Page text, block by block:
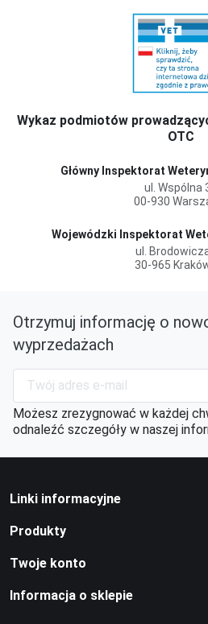
Wykaz podmiotów
OTC
Główny Inspektorat
ul. Wspólna
00-930
Wojewódzki Inspektorat
ul.
30-965
Otrzymuj informację o
wyprzedażach
Możesz zrezygnować w każdej
odnaleźć szczegóły w naszej
Linki informacyjne
Produkty
Twoje konto
Informacja o sklepie